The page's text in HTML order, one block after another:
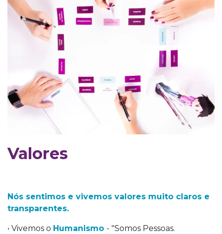
Valores
Nós sentimos e vivemos valores muito claros e
transparentes.
• Vivemos o Humanismo - "Somos Pessoas.